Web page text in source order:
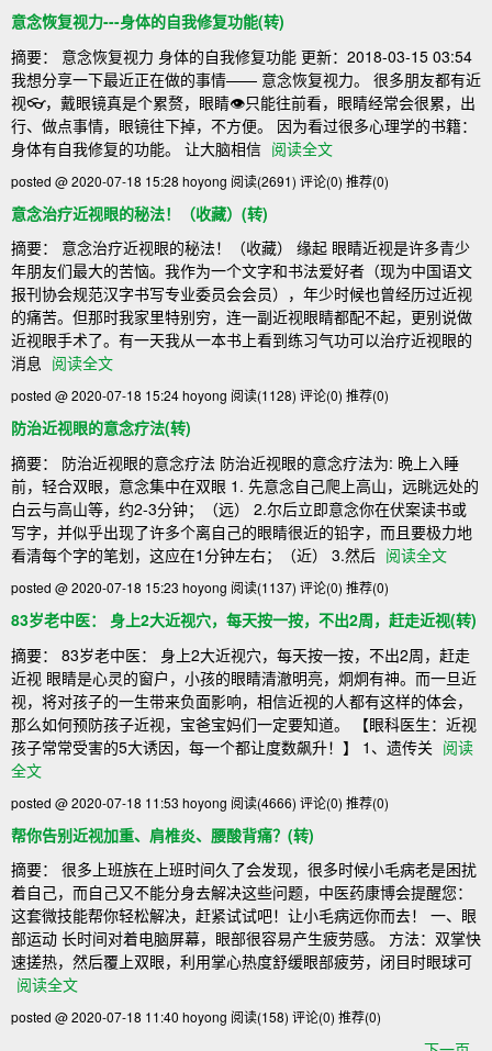
意念恢复视力---身体的自我修复功能(转)
摘要： 意念恢复视力 身体的自我修复功能 更新：2018-03-15 03:54
我想分享一下最近正在做的事情—— 意念恢复视力。 很多朋友都有近
视👓，戴眼镜真是个累赘，眼睛👁️只能往前看，眼睛经常会很累，出
行、做点事情，眼镜往下掉，不方便。 因为看过很多心理学的书籍：
身体有自我修复的功能。 让大脑相信 阅读全文
posted @ 2020-07-18 15:28 hoyong 阅读(2691) 评论(0) 推荐(0)
意念治疗近视眼的秘法！（收藏）(转)
摘要： 意念治疗近视眼的秘法！（收藏） 缘起 眼睛近视是许多青少
年朋友们最大的苦恼。我作为一个文字和书法爱好者（现为中国语文
报刊协会规范汉字书写专业委员会会员），年少时候也曾经历过近视
的痛苦。但那时我家里特别穷，连一副近视眼睛都配不起，更别说做
近视眼手术了。有一天我从一本书上看到练习气功可以治疗近视眼的
消息 阅读全文
posted @ 2020-07-18 15:24 hoyong 阅读(1128) 评论(0) 推荐(0)
防治近视眼的意念疗法(转)
摘要： 防治近视眼的意念疗法 防治近视眼的意念疗法为: 晩上入睡
前，轻合双眼，意念集中在双眼 1. 先意念自己爬上高山，远眺远处的
白云与高山等，约2-3分钟；（远） 2.尔后立即意念你在伏案读书或
写字，并似乎出现了许多个离自己的眼睛很近的铅字，而且要极力地
看清每个字的笔划，这应在1分钟左右；（近） 3.然后 阅读全文
posted @ 2020-07-18 15:23 hoyong 阅读(1137) 评论(0) 推荐(0)
83岁老中医： 身上2大近视穴，每天按一按，不出2周，赶走近视(转)
摘要： 83岁老中医： 身上2大近视穴，每天按一按，不出2周，赶走
近视 眼睛是心灵的窗户，小孩的眼睛清澈明亮，炯炯有神。而一旦近
视，将对孩子的一生带来负面影响，相信近视的人都有这样的体会，
那么如何预防孩子近视，宝爸宝妈们一定要知道。 【眼科医生：近视
孩子常常受害的5大诱因，每一个都让度数飙升！】 1、遗传关 阅读
全文
posted @ 2020-07-18 11:53 hoyong 阅读(4666) 评论(0) 推荐(0)
帮你告别近视加重、肩椎炎、腰酸背痛？(转)
摘要： 很多上班族在上班时间久了会发现，很多时候小毛病老是困扰
着自己，而自己又不能分身去解决这些问题，中医药康博会提醒您：
这套微技能帮你轻松解决，赶紧试试吧！让小毛病远你而去！ 一、眼
部运动 长时间对着电脑屏幕，眼部很容易产生疲劳感。 方法：双掌快
速搓热，然后覆上双眼，利用掌心热度舒缓眼部疲劳，闭目时眼球可
阅读全文
posted @ 2020-07-18 11:40 hoyong 阅读(158) 评论(0) 推荐(0)